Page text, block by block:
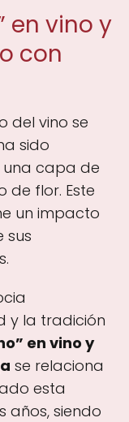
en vino y
con
del vino se
sido
una capa de
de flor. Este
un impacto
sus
y la tradición
en vino y
se relaciona
esta
años, siendo